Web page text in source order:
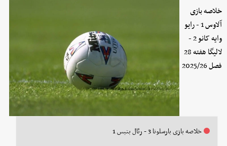
خلاصه بازی
آلاوس 1 - رایو
وایه کانو 2 -
لالیگا هفته 28
فصل 2025/26
خلاصه بازی بارسلونا 3 - رئال بتیس 1